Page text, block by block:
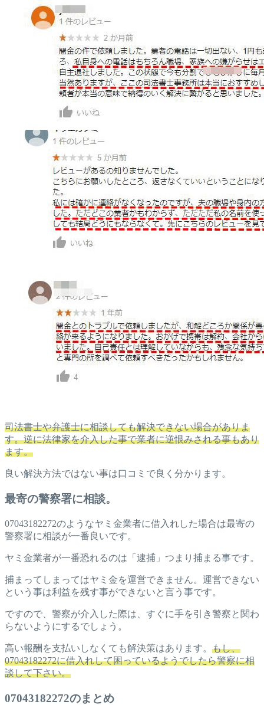
司法書士や弁護士に相談しても解決できない場合がありま
す。逆に法律家を介入した事で業者に逆恨みされる事もあり
ます。
良い解決方法ではない事は口コミで良く分かります。
最寄の警察署に相談。
07043182272のようなヤミ金業者に借入れした場合は最寄の
警察署に相談が一番良いです。
ヤミ金業者が一番恐れるのは「逮捕」つまり捕まる事です。
捕まってしまってはヤミ金を運営できません。運営できない
という事は利益を残す事ができないと言う事です。
ですので、警察が介入した際は、すぐに手を引き警察と関わ
らないようにするでしょう。
高い報酬を支払いしなくても解決策はあります。 もし、
07043182272に借入れして困っているようでしたら警察に相
談して下さい。
07043182272のまとめ